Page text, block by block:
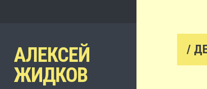
АЛЕКСЕЙ
ЖИДКОВ
/